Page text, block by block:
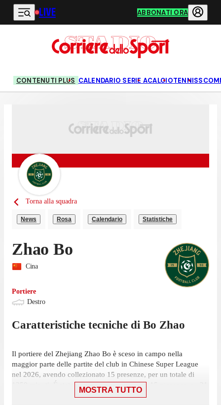
Vai al contenuto principale
LIVE ABBONATI ORA
CONTENUTI PLUS CALENDARIO SERIE ACALCIOTENNIS
Torna alla squadra
News Rosa Calendario Statistiche
Zhao Bo
Cina
Portiere
Destro
Caratteristiche tecniche di Bo Zhao
Il portiere del Zhejiang Zhao Bo è sceso in campo nella
maggior parte delle partite del club in Chinese Super League
nel 2026, avendo collezionato 15 presenze, per un totale di
1350 minuti. É stato scelto nell'11 iniziale in 15 presenze, su 21
MOSTRA TUTTO